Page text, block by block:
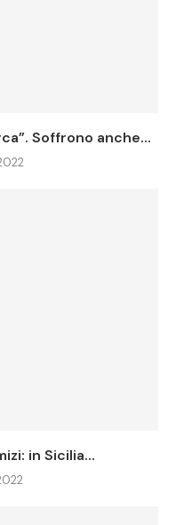
Soffrono anche...
in Sicilia...